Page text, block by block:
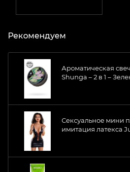
Рекомендуем
Ароматическая
Shunga – 2 в 1 –
Сексуальное мини
имитация латекса